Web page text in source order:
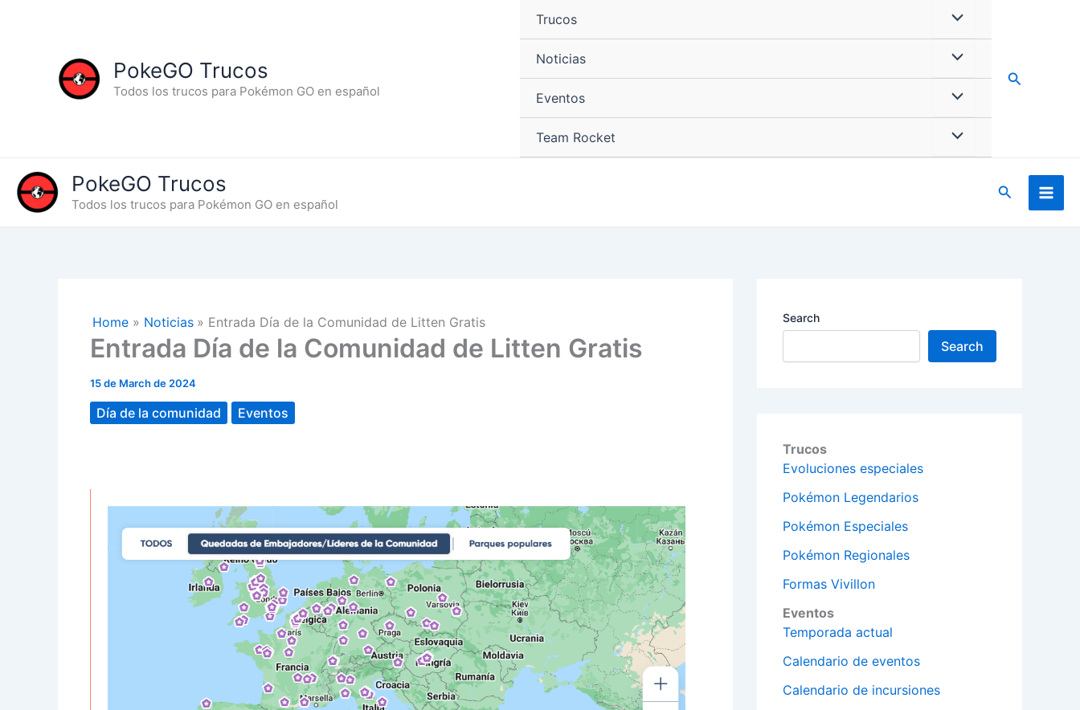
PokeGO Trucos
Todos los trucos para Pokémon GO en español
Trucos
Noticias
Eventos
Team Rocket
Search
PokeGO Trucos
Todos los trucos para Pokémon GO en español
Search
Home Noticias Entrada Día de la Comunidad de Litten Gratis
Entrada Día de la Comunidad de Litten Gratis
15 de March de 2024
Día de la comunidad Eventos
Search
Search
Trucos
Evoluciones especiales
Pokémon Legendarios
Pokémon Especiales
Pokémon Regionales
Formas Vivillon
Eventos
Temporada actual
Calendario de eventos
Calendario de incursiones